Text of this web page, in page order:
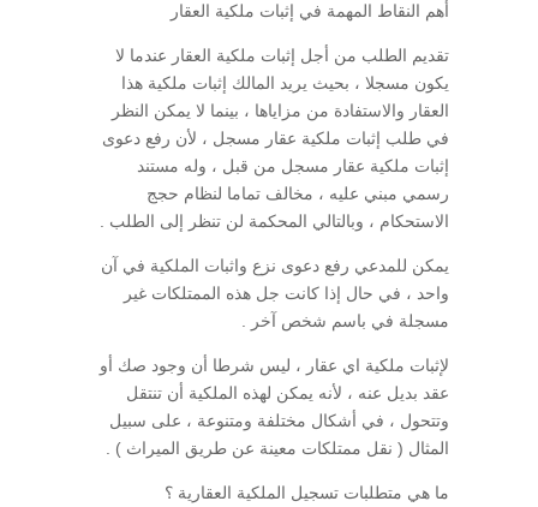
أهم النقاط المهمة في إثبات ملكية العقار
تقديم الطلب من أجل إثبات ملكية العقار عندما لا
يكون مسجلا ، بحيث يريد المالك إثبات ملكية هذا
العقار والاستفادة من مزاياها ، بينما لا يمكن النظر
في طلب إثبات ملكية عقار مسجل ، لأن رفع دعوى
إثبات ملكية عقار مسجل من قبل ، وله مستند
رسمي مبني عليه ، مخالف تماما لنظام حجج
الاستحكام ، وبالتالي المحكمة لن تنظر إلى الطلب .
يمكن للمدعي رفع دعوى نزع واثبات الملكية في آن
واحد ، في حال إذا كانت جل هذه الممتلكات غير
مسجلة في باسم شخص آخر .
لإثبات ملكية اي عقار ، ليس شرطا أن وجود صك أو
عقد بديل عنه ، لأنه يمكن لهذه الملكية أن تنتقل
وتتحول ، في أشكال مختلفة ومتنوعة ، على سبيل
المثال ( نقل ممتلكات معينة عن طريق الميراث ) .
ما هي متطلبات تسجيل الملكية العقارية ؟